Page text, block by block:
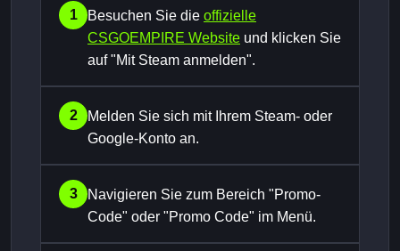
1 Besuchen Sie die offizielle
CSGOEMPIRE Website und klicken Sie
auf "Mit Steam anmelden".
2
Melden Sie sich mit Ihrem Steam- oder
Google-Konto an.
3
Navigieren Sie zum Bereich "Promo-
Code" oder "Promo Code" im Menü.